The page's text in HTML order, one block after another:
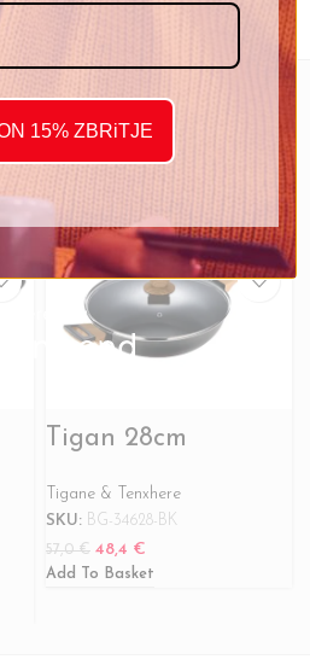
Tigan 28cm
Tigane & Tenxhere
SKU: BG-34628-BK
57,0€ 48,4 €
Add To Basket
15% ZBRiTJE